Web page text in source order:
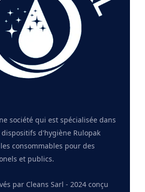
société qui est spécialisée dans
d'hygiène Rulopak
consommables pour des
et publics.
par Cleans Sarl - 2024 conçu